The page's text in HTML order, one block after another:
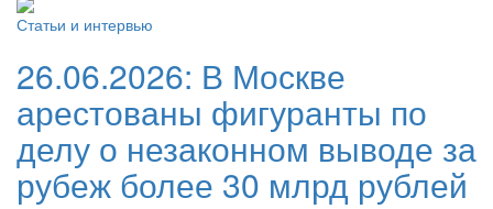
Статьи и интервью
26.06.2026: В Москве
арестованы фигуранты по
делу о незаконном выводе за
рубеж более 30 млрд рублей